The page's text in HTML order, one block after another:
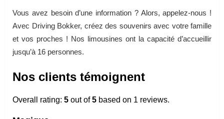
Vous avez besoin d’une information ? Alors, appelez-nous !
Avec Driving Bokker, créez des souvenirs avec votre famille
et vos proches ! Nos limousines ont la capacité d’accueillir
jusqu’à 16 personnes.
Nos clients témoignent
Overall rating: 5 out of5 based on 1 reviews.